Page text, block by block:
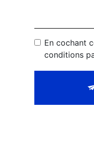
En cochant
conditions